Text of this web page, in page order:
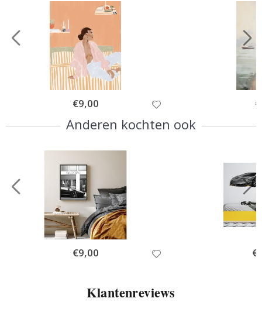
Special
Price
€9,00
Anderen kochten ook
Special
Price
€9,00
Klantenreviews